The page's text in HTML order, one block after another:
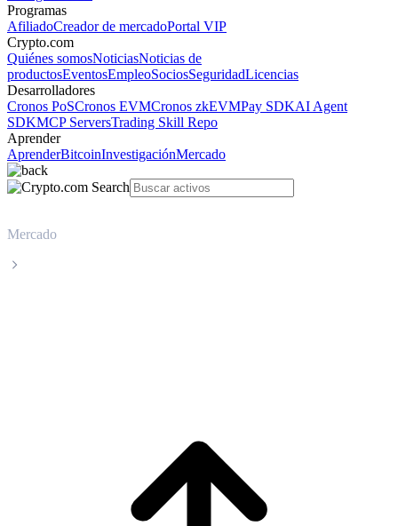
Programas
AfiliadoCreador de mercadoPortal VIP
Crypto.com
Quiénes somosNoticiasNoticias de
productosEventosEmpleoSociosSeguridadLicencias
Desarrolladores
Cronos PoSCronos EVMCronos zkEVMPay SDKAI Agent
SDKMCP ServersTrading Skill Repo
Aprender
AprenderBitcoinInvestigaciónMercado
Mercado